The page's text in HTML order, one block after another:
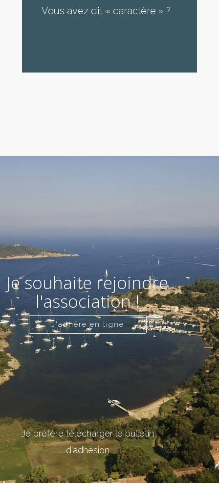
Vous avez dit « caractère » ?
Je souhaite rejoindre
l'association !
J'adhère en ligne
Je préfère télécharger le bulletin
d'adhésion